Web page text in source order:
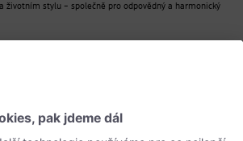
životním stylu – společně pro odpovědný a harmonický